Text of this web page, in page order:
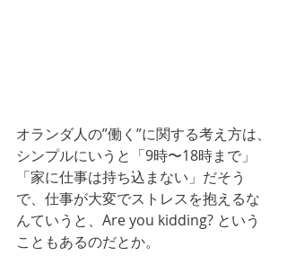
オランダ人の”働く”に関する考え方は、
シンプルにいうと「9時〜18時まで」
「家に仕事は持ち込まない」だそう
で、仕事が大変でストレスを抱えるな
んていうと、Are you kidding? という
こともあるのだとか。